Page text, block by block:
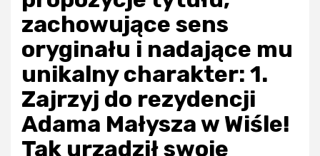
zachowujące sens
oryginału i nadające mu
unikalny charakter: 1.
Zajrzyj do rezydencji
Adama Małysza w Wiśle!
Tak urządził swoje